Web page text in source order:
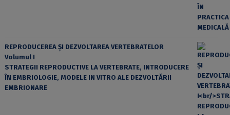
REPRODUCEREA ȘI DEZVOLTAREA VERTEBRATELOR
Volumul I
STRATEGII REPRODUCTIVE LA VERTEBRATE, INTRODUCERE
ÎN EMBRIOLOGIE, MODELE IN VITRO ALE DEZVOLTĂRII
EMBRIONARE